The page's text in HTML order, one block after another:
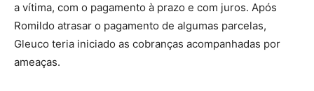
a vítima, com o pagamento à prazo e com juros. Após
Romildo atrasar o pagamento de algumas parcelas,
Gleuco teria iniciado as cobranças acompanhadas por
ameaças.